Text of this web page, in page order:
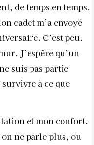
de temps en temps.
cadet m’a envoyé
C’est peu.
J’espère qu’un
suis pas partie
à ce que
et mon confort.
on ne parle plus, ou